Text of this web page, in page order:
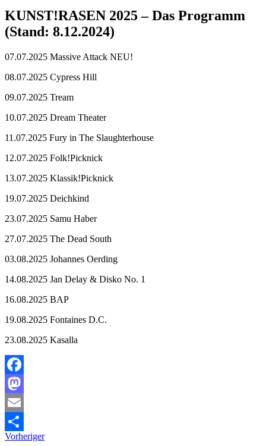
KUNST!RASEN 2025 – Das Programm
(Stand: 8.12.2024)
07.07.2025 Massive Attack NEU!
08.07.2025 Cypress Hill
09.07.2025 Tream
10.07.2025 Dream Theater
11.07.2025 Fury in The Slaughterhouse
12.07.2025 Folk!Picknick
13.07.2025 Klassik!Picknick
19.07.2025 Deichkind
23.07.2025 Samu Haber
27.07.2025 The Dead South
03.08.2025 Johannes Oerding
14.08.2025 Jan Delay & Disko No. 1
16.08.2025 BAP
19.08.2025 Fontaines D.C.
23.08.2025 Kasalla
Facebook
Mastodon
Email
Teilen
Vorheriger